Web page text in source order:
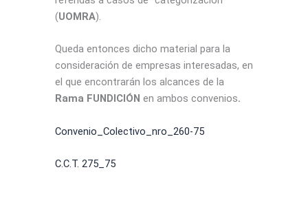
(UOMRA).
Queda entonces dicho material para la
consideración de empresas interesadas, en
el que encontrarán los alcances de la
Rama FUNDICIÓN en ambos convenios.
Convenio_Colectivo_nro_260-75
C.C.T. 275_75